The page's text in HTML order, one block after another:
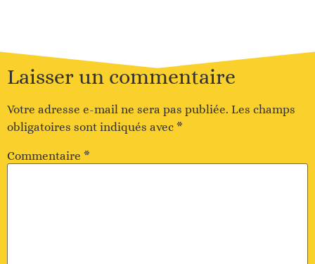
Laisser un commentaire
Votre adresse e-mail ne sera pas publiée. Les champs
obligatoires sont indiqués avec *
Commentaire *